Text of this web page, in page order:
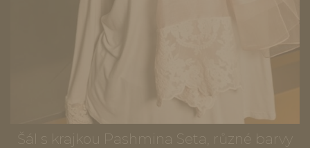
Šál s krajkou Pashmina Seta, různé barvy